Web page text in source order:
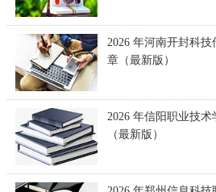
2026 年河南开封科
章（最新版）
2026 年信阳职业技
（最新版）